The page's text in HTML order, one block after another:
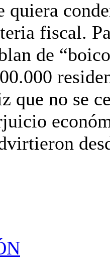
quiera
fiscal.
de
que no se